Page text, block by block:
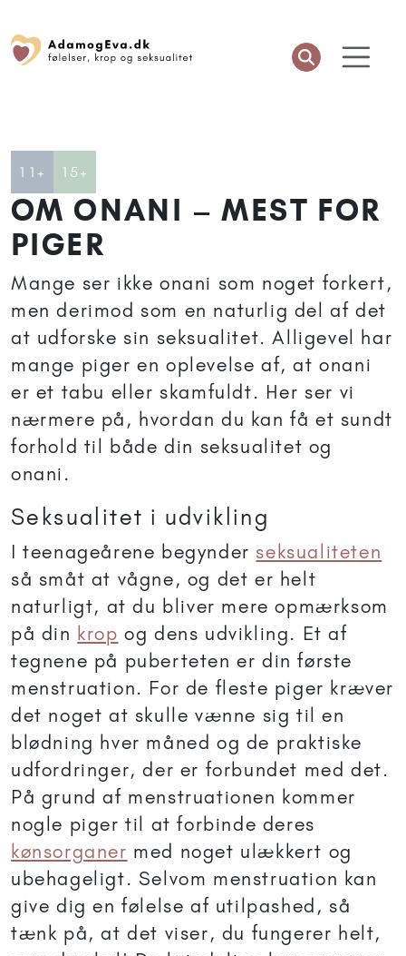
11+ Artikler anbefalet til 11+
15+
OM ONANI – MEST FOR
PIGER
Mange ser ikke onani som noget forkert,
men derimod som en naturlig del af det
at udforske sin seksualitet. Alligevel har
mange piger en oplevelse af, at onani
er et tabu eller skamfuldt. Her ser vi
nærmere på, hvordan du kan få et sundt
forhold til både din seksualitet og
onani.
Seksualitet i udvikling
I teenageårene begynder seksualiteten
så småt at vågne, og det er helt
naturligt, at du bliver mere opmærksom
på din krop og dens udvikling. Et af
tegnene på puberteten er din første
menstruation. For de fleste piger kræver
det noget at skulle vænne sig til en
blødning hver måned og de praktiske
udfordringer, der er forbundet med det.
På grund af menstruationen kommer
nogle piger til at forbinde deres
kønsorganer med noget ulækkert og
ubehageligt. Selvom menstruation kan
give dig en følelse af utilpashed, så
tænk på, at det viser, du fungerer helt,